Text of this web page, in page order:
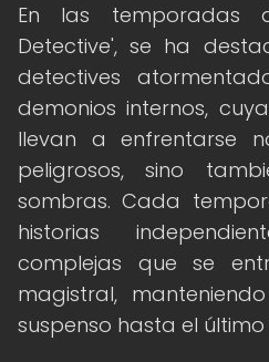
En las temporadas
Detective', se ha
detectives
demonios internos,
llevan a enfrentarse
peligrosos, sino
sombras. Cada
historias
complejas que se
magistral,
suspenso hasta el